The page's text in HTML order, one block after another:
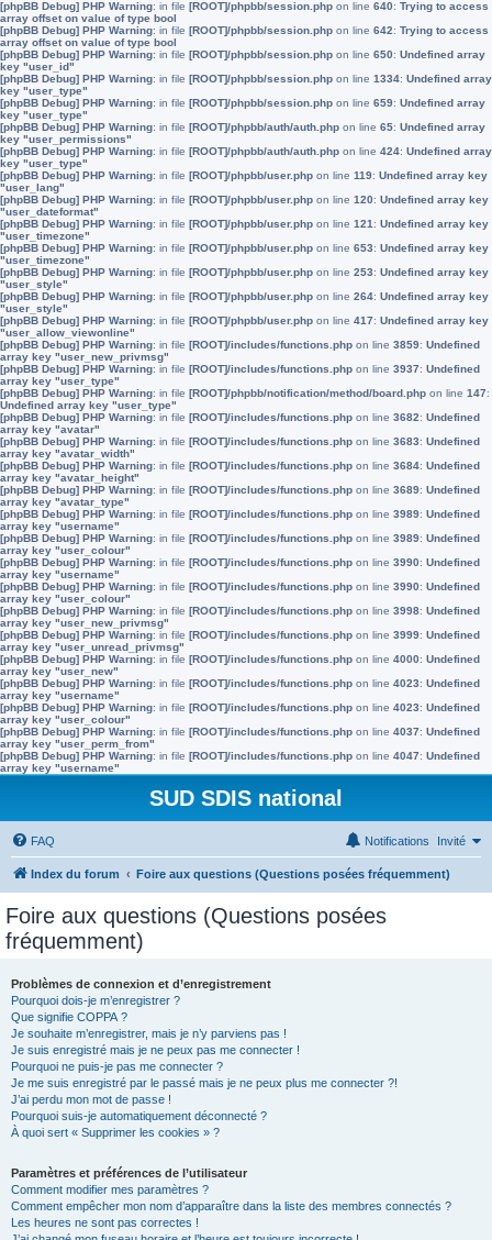
[phpBB Debug] PHP Warning: in file [ROOT]/phpbb/session.php on line 640: Trying to access
array offset on value of type bool
[phpBB Debug] PHP Warning: in file [ROOT]/phpbb/session.php on line 642: Trying to access
array offset on value of type bool
[phpBB Debug] PHP Warning: in file [ROOT]/phpbb/session.php on line 650: Undefined array
key "user_id"
[phpBB Debug] PHP Warning: in file [ROOT]/phpbb/session.php on line 1334: Undefined array
key "user_type"
[phpBB Debug] PHP Warning: in file [ROOT]/phpbb/session.php on line 659: Undefined array
key "user_type"
[phpBB Debug] PHP Warning: in file [ROOT]/phpbb/auth/auth.php on line 65: Undefined array
key "user_permissions"
[phpBB Debug] PHP Warning: in file [ROOT]/phpbb/auth/auth.php on line 424: Undefined array
key "user_type"
[phpBB Debug] PHP Warning: in file [ROOT]/phpbb/user.php on line 119: Undefined array key
"user_lang"
[phpBB Debug] PHP Warning: in file [ROOT]/phpbb/user.php on line 120: Undefined array key
"user_dateformat"
[phpBB Debug] PHP Warning: in file [ROOT]/phpbb/user.php on line 121 : Undefined array key
"user_timezone"
[phpBB Debug] PHP Warning: in file [ROOT]/phpbb/user.php on line 653: Undefined array key
"user_timezone"
[phpBB Debug] PHP Warning: in file [ROOT]/phpbb/user.php on line 253: Undefined array key
"user_style"
[phpBB Debug] PHP Warning: in file [ROOT]/phpbb/user.php on line 264: Undefined array key
"user_style"
[phpBB Debug] PHP Warning: in file [ROOT]/phpbb/user.php on line 417: Undefined array key
"user_allow_viewonline"
[phpBB Debug] PHP Warning: in file [ROOT]/includes/functions.php on line 3859: Undefined
array key "user_new_privmsg"
[phpBB Debug] PHP Warning: in file [ROOT]/includes/functions.php on line 3937: Undefined
array key "user_type"
[phpBB Debug] PHP Warning: in file [ROOT]/phpbb/notification/method/board.php on line 147:
Undefined array key "user_type"
[phpBB Debug] PHP Warning: in file [ROOT]/includes/functions.php on line 3682: Undefined
array key "avatar"
[phpBB Debug] PHP Warning: in file [ROOT]/includes/functions.php on line 3683: Undefined
array key "avatar_width"
[phpBB Debug] PHP Warning: in file [ROOT]/includes/functions.php on line 3684: Undefined
array key "avatar_height"
[phpBB Debug] PHP Warning: in file [ROOT]/includes/functions.php on line 3689: Undefined
array key "avatar_type"
[phpBB Debug] PHP Warning: in file [ROOT]/includes/functions.php on line 3989: Undefined
array key "username"
[phpBB Debug] PHP Warning: in file [ROOT]/includes/functions.php on line 3989: Undefined
array key "user_colour"
[phpBB Debug] PHP Warning: in file [ROOT]/includes/functions.php on line 3990: Undefined
array key "username"
[phpBB Debug] PHP Warning: in file [ROOT]/includes/functions.php on line 3990: Undefined
array key "user_colour"
[phpBB Debug] PHP Warning: in file [ROOT]/includes/functions.php on line 3998: Undefined
array key "user_new_privmsg"
[phpBB Debug] PHP Warning: in file [ROOT]/includes/functions.php on line 3999: Undefined
array key "user_unread_privmsg"
[phpBB Debug] PHP Warning: in file [ROOT]/includes/functions.php on line 4000: Undefined
array key "user_new"
[phpBB Debug] PHP Warning: in file [ROOT]/includes/functions.php on line 4023: Undefined
array key "username"
[phpBB Debug] PHP Warning: in file [ROOT]/includes/functions.php on line 4023: Undefined
array key "user_colour"
[phpBB Debug] PHP Warning: in file [ROOT]/includes/functions.php on line 4037: Undefined
array key "user_perm_from"
[phpBB Debug] PHP Warning: in file [ROOT]/includes/functions.php on line 4047: Undefined
array key "username"
SUD SDIS national
FAQ Invité
Notifications
Index du forum Foire aux questions (Questions posées fréquemment)
Foire aux questions (Questions posées
fréquemment)
Problèmes de connexion et d’enregistrement
Pourquoi dois-je m’enregistrer ?
Que signifie COPPA ?
Je souhaite m’enregistrer, mais je n’y parviens pas !
Je suis enregistré mais je ne peux pas me connecter !
Pourquoi ne puis-je pas me connecter ?
Je me suis enregistré par le passé mais je ne peux plus me connecter ?!
J’ai perdu mon mot de passe !
Pourquoi suis-je automatiquement déconnecté ?
À quoi sert « Supprimer les cookies » ?
Paramètres et préférences de l’utilisateur
Comment modifier mes paramètres ?
Comment empêcher mon nom d’apparaître dans la liste des membres connectés ?
Les heures ne sont pas correctes !